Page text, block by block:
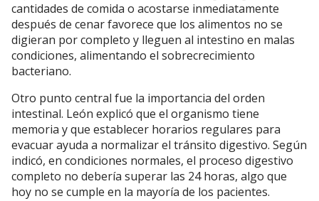
cantidades de comida o acostarse inmediatamente
después de cenar favorece que los alimentos no se
digieran por completo y lleguen al intestino en malas
condiciones, alimentando el sobrecrecimiento
bacteriano.
Otro punto central fue la importancia del orden
intestinal. León explicó que el organismo tiene
memoria y que establecer horarios regulares para
evacuar ayuda a normalizar el tránsito digestivo. Según
indicó, en condiciones normales, el proceso digestivo
completo no debería superar las 24 horas, algo que
hoy no se cumple en la mayoría de los pacientes.